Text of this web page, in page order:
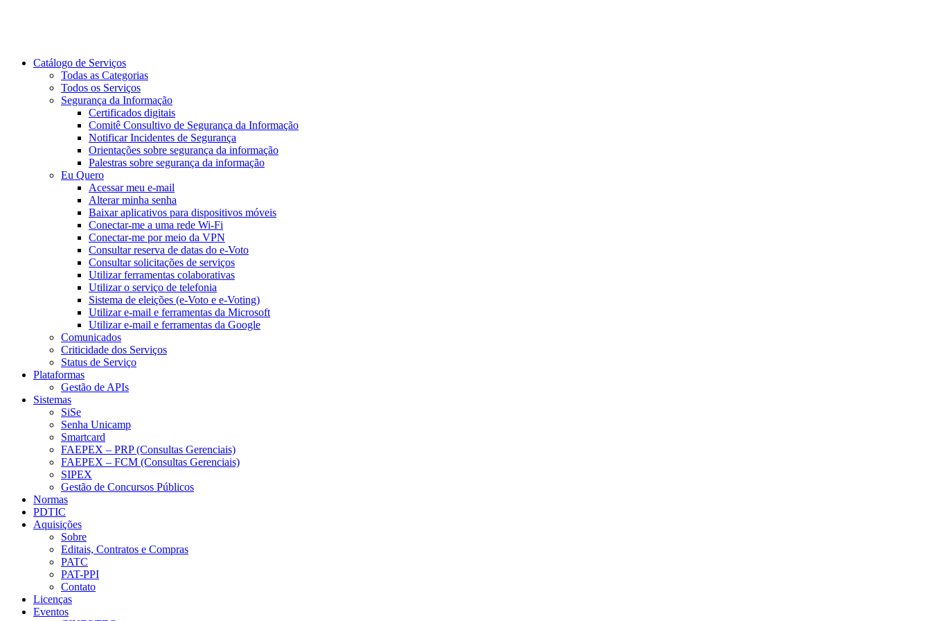
Catálogo de Serviços
Todas as Categorias
Todos os Serviços
Segurança da Informação
Certificados digitais
Comitê Consultivo de Segurança da Informação
Notificar Incidentes de Segurança
Orientações sobre segurança da informação
Palestras sobre segurança da informação
Eu Quero
Acessar meu e-mail
Alterar minha senha
Baixar aplicativos para dispositivos móveis
Conectar-me a uma rede Wi-Fi
Conectar-me por meio da VPN
Consultar reserva de datas do e-Voto
Consultar solicitações de serviços
Utilizar ferramentas colaborativas
Utilizar o serviço de telefonia
Sistema de eleições (e-Voto e e-Voting)
Utilizar e-mail e ferramentas da Microsoft
Utilizar e-mail e ferramentas da Google
Comunicados
Criticidade dos Serviços
Status de Serviço
Plataformas
Gestão de APIs
Sistemas
SiSe
Senha Unicamp
Smartcard
FAEPEX – PRP (Consultas Gerenciais)
FAEPEX – FCM (Consultas Gerenciais)
SIPEX
Gestão de Concursos Públicos
Normas
PDTIC
Aquisições
Sobre
Editais, Contratos e Compras
PATC
PAT-PPI
Contato
Licenças
Eventos